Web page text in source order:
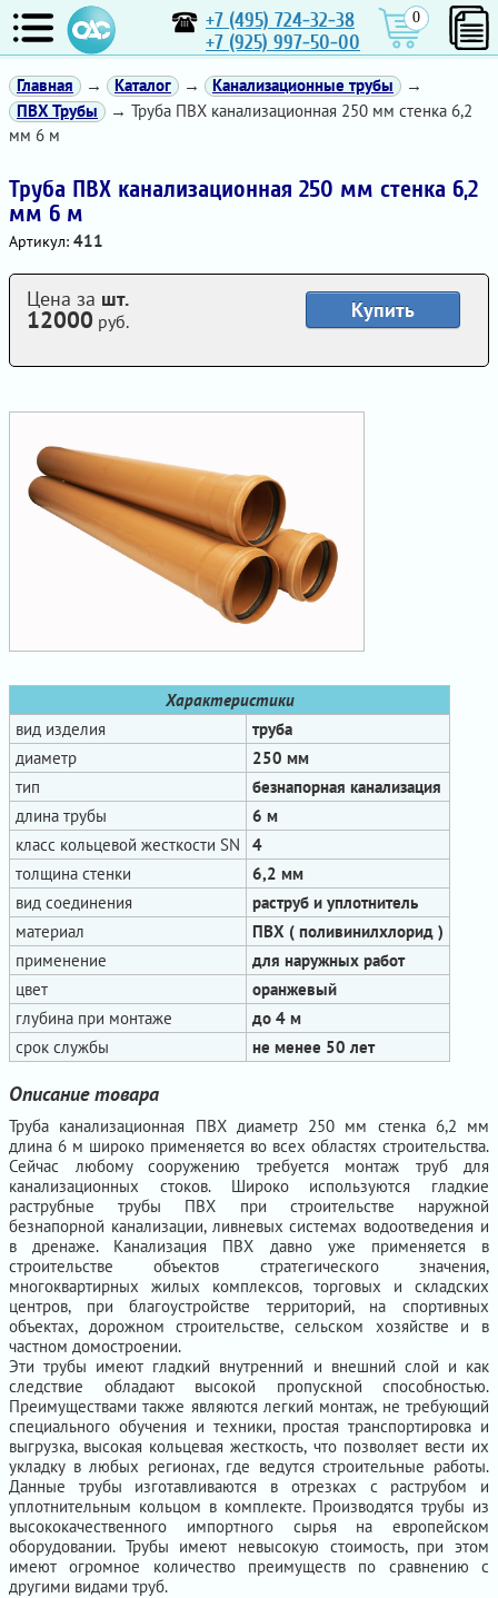
+7 (495) 724-32-38
+7 (925) 997-50-00
0
Главная → Каталог → Канализационные трубы
→
ПВХ Трубы
→ Труба ПВХ канализационная 250 мм стенка 6,2
мм 6 м
Труба ПВХ канализационная 250 мм стенка 6,2
мм 6 м
Артикул: 411
Характеристики
вид изделия
труба
диаметр
250 мм
тип
безнапорная канализация
длина трубы
6 м
класс кольцевой жесткости SN
4
толщина стенки
6,2 мм
вид соединения
раструб и уплотнитель
материал
ПВХ ( поливинилхлорид )
применение
для наружных работ
цвет
оранжевый
глубина при монтаже
до 4 м
срок службы
не менее 50 лет
Купить
Цена за шт.
12000 руб.
Описание товара
Труба канализационная ПВХ диаметр 250 мм стенка 6,2 мм
длина 6 м широко применяется во всех областях строительства.
Сейчас любому сооружению требуется монтаж труб для
канализационных стоков. Широко используются гладкие
раструбные трубы ПВХ при строительстве наружной
безнапорной канализации, ливневых системах водоотведения и
в дренаже. Канализация ПВХ давно уже применяется в
строительстве объектов стратегического значения,
многоквартирных жилых комплексов, торговых и складских
центров, при благоустройстве территорий, на спортивных
объектах, дорожном строительстве, сельском хозяйстве и в
частном домостроении.
Эти трубы имеют гладкий внутренний и внешний слой и как
следствие обладают высокой пропускной способностью.
Преимуществами также являются легкий монтаж, не требующий
специального обучения и техники, простая транспортировка и
выгрузка, высокая кольцевая жесткость, что позволяет вести их
укладку в любых регионах, где ведутся строительные работы.
Данные трубы изготавливаются в отрезках с раструбом и
уплотнительным кольцом в комплекте. Производятся трубы из
высококачественного импортного сырья на европейском
оборудовании. Трубы имеют невысокую стоимость, при этом
имеют огромное количество преимуществ по сравнению с
другими видами труб.